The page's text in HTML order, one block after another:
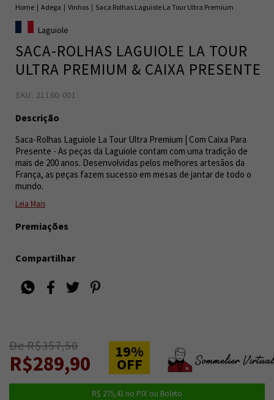
Home | Adega | Vinhos | Saca Rolhas Laguiole La Tour Ultra Premium
Laguiole
SACA-ROLHAS LAGUIOLE LA TOUR
ULTRA PREMIUM & CAIXA PRESENTE
SKU: 21160-001
Descrição
Saca-Rolhas Laguiole La Tour Ultra Premium | Com Caixa Para
Presente - As peças da Laguiole contam com uma tradição de
mais de 200 anos. Desenvolvidas pelos melhores artesãos da
França, as peças fazem sucesso em mesas de jantar de todo o
mundo.
Leia Mais
Premiações
Compartilhar
De R$357,50
R$289,90 19%
OFF
R$ 275,41 no PIX ou Boleto